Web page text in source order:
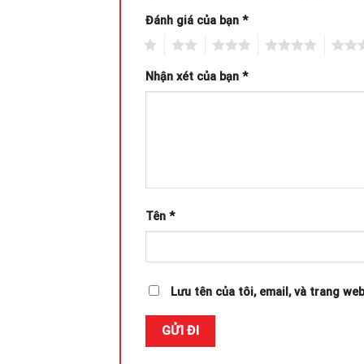
Đánh giá của bạn *
Nhận xét của bạn *
Tên *
Lưu tên của tôi, email, và trang